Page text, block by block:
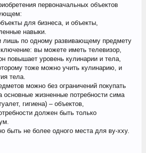
первоначальных объектов
для бизнеса, и объекты,
навыки.
лишь по одному развивающему предмету
вы можете иметь телевизор,
повышает уровень кулинарии и тела,
тоже можно учить кулинарию, и
тела.
можно без ограничений покупать
основные жизненные потребности сима
гигиена) – объектов,
должен быть только
быть не более одного места для ву-хху.